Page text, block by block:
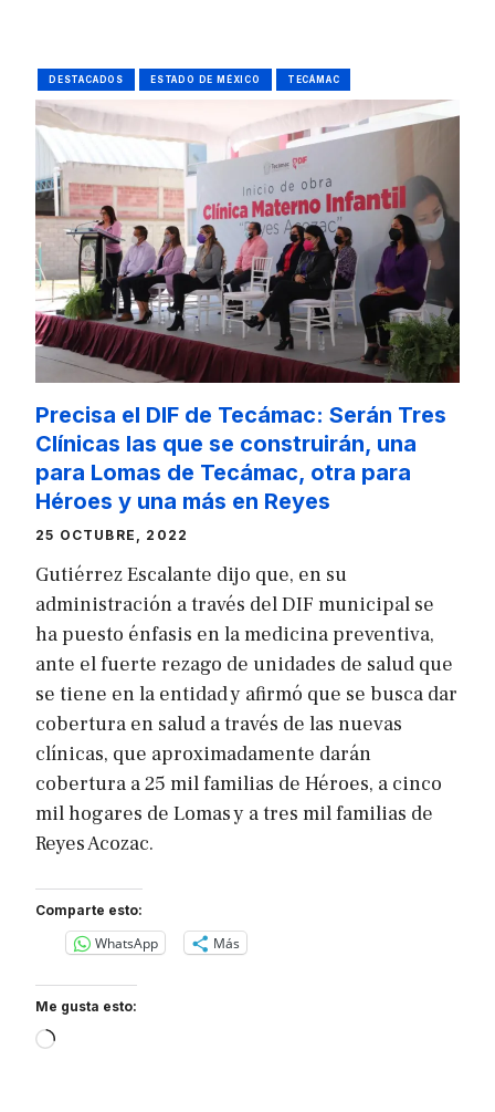
DESTACADOS ESTADO DE MÉXICO TECÁMAC
Precisa el DIF de Tecámac: Serán Tres
Clínicas las que se construirán, una
para Lomas de Tecámac, otra para
Héroes y una más en Reyes
25 OCTUBRE, 2022
Gutiérrez Escalante dijo que, en su
administración a través del DIF municipal se
ha puesto énfasis en la medicina preventiva,
ante el fuerte rezago de unidades de salud que
se tiene en la entidad y afirmó que se busca dar
cobertura en salud a través de las nuevas
clínicas, que aproximadamente darán
cobertura a 25 mil familias de Héroes, a cinco
mil hogares de Lomas y a tres mil familias de
Reyes Acozac.
Comparte esto:
WhatsApp Más
Me gusta esto:
Loading…